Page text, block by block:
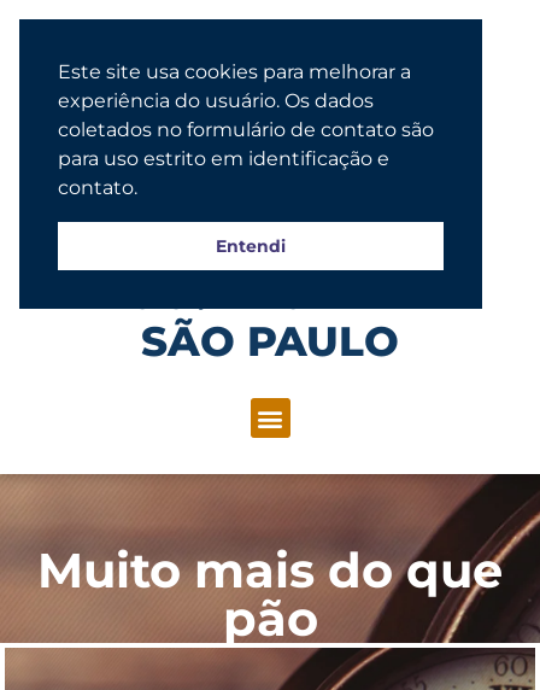
SÃO PAULO
Muito mais do que
pão
Este site usa cookies para melhorar a
experiência do usuário. Os dados
coletados no formulário de contato são
para uso estrito em identificação e
contato.
Entendi